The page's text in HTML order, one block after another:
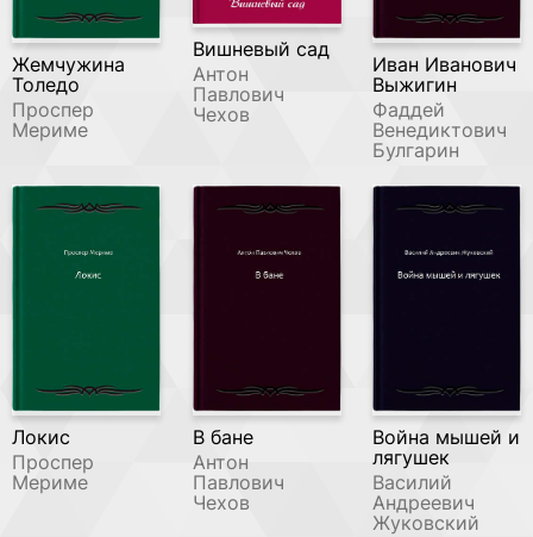
Жемчужина
Толедо
Проспер
Мериме
Вишневый сад
Антон
Павлович
Чехов
Иван Иванович
Выжигин
Фаддей
Венедиктович
Булгарин
Локис
Проспер
Мериме
В бане
Антон
Павлович
Чехов
Война мышей и
лягушек
Василий
Андреевич
Жуковский